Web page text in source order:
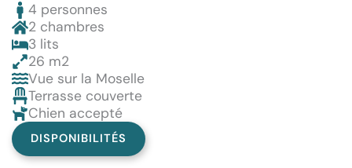
4 personnes
2 chambres
3 lits
26 m2
Vue sur la Moselle
Terrasse couverte
Chien accepté
DISPONIBILITÉS